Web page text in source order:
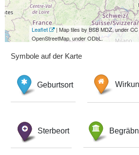
Leaflet
| Map tiles by BSB MDZ, under
OpenStreetMap, under ODbL.
Symbole auf der Karte
Geburtsort
Sterbeort